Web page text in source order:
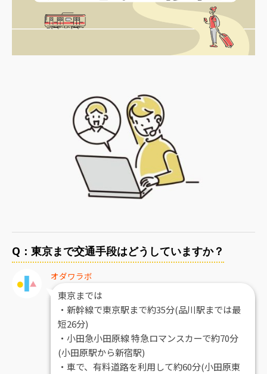
Q：東京まで交通手段はどうしていますか？
オダワラボ
東京までは
・新幹線で東京駅まで約35分(品川駅までは最
短26分)
・小田急小田原線 特急ロマンスカーで約70分
(小田原駅から新宿駅)
・車で、有料道路を利用して約60分(小田原東